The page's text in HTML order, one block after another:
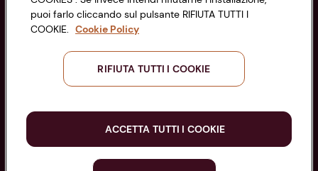
puoi farlo cliccando sul pulsante RIFIUTA TUTTI I
COOKIE. Cookie Policy
RIFIUTA TUTTI I COOKIE
ACCETTA TUTTI I COOKIE